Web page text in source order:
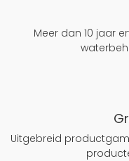
Meer dan 10 jaar
Uitgebreid